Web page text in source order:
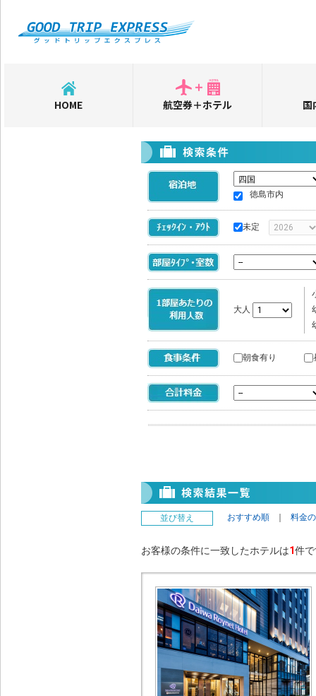
HOME 航空券＋ホテル 国
徳島市内
未定
大人
朝食有り
並び替え おすすめ順 料金
お客様の条件に一致したホテルは1件